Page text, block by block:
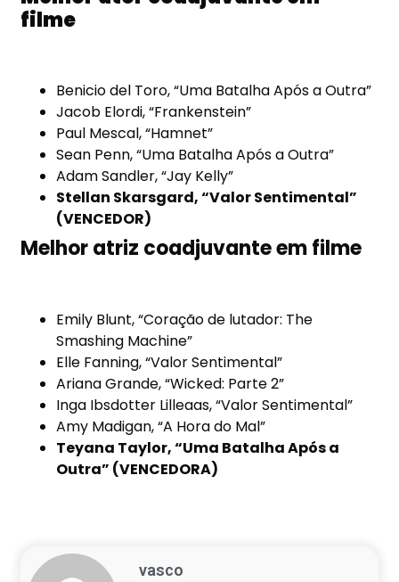
filme
Benicio del Toro, “Uma Batalha Após a Outra”
Jacob Elordi, “Frankenstein”
Paul Mescal, “Hamnet”
Sean Penn, “Uma Batalha Após a Outra”
Adam Sandler, “Jay Kelly”
Stellan Skarsgard, “Valor Sentimental”
(VENCEDOR)
Melhor atriz coadjuvante em filme
Emily Blunt, “Coração de lutador: The
Smashing Machine”
Elle Fanning, “Valor Sentimental”
Ariana Grande, “Wicked: Parte 2”
Inga Ibsdotter Lilleaas, “Valor Sentimental”
Amy Madigan, “A Hora do Mal”
Teyana Taylor, “Uma Batalha Após a
Outra” (VENCEDORA)
vasco